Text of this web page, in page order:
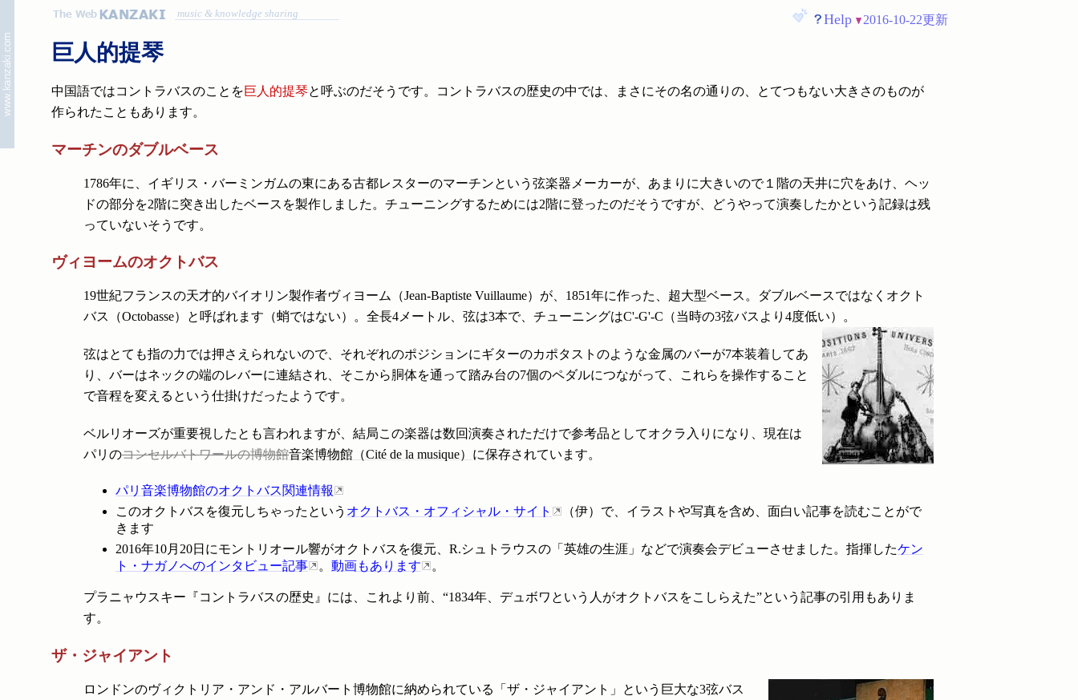
Help 2016-10-22更新
music & knowledge sharing
巨人的提琴
中国語ではコントラバスのことを巨人的提琴と呼ぶのだそうです。コントラバスの歴史の中では、まさにその名の通りの、とてつもない大きさのものが
作られたこともあります。
マーチンのダブルベース
1786年に、イギリス・バーミンガムの東にある古都レスターのマーチンという弦楽器メーカーが、あまりに大きいので１階の天井に穴をあけ、ヘッ
ドの部分を2階に突き出したベースを製作しました。チューニングするためには2階に登ったのだそうですが、どうやって演奏したかという記録は残
っていないそうです。
ヴィヨームのオクトバス
19世紀フランスの天才的バイオリン製作者ヴィヨーム（Jean-Baptiste Vuillaume）が、1851年に作った、超大型ベース。ダブルベースではなくオクト
バス（Octobasse）と呼ばれます（蛸ではない）。全長4メートル、弦は3本で、チューニングはC'-G'-C（当時の3弦バスより4度低い）。
弦はとても指の力では押さえられないので、それぞれのポジションにギターのカポタストのような金属のバーが7本装着してあ
り、バーはネックの端のレバーに連結され、そこから胴体を通って踏み台の7個のペダルにつながって、これらを操作すること
で音程を変えるという仕掛けだったようです。
ベルリオーズが重要視したとも言われますが、結局この楽器は数回演奏されただけで参考品としてオクラ入りになり、現在は
パリのコンセルバトワールの博物館音楽博物館（Cité de la musique） に保存されています。
パリ音楽博物館のオクトバス関連情報
このオクトバスを復元しちゃったという オクトバス・オフィシャル・サイト
（伊）で、イラストや写真を含め、面白い記事を読むことがで
きます
2016年10月20日にモントリオール響がオクトバスを復元、R.シュトラウスの「英雄の生涯」などで演奏会デビューさせました。指揮したケン
ト・ナガノへのインタビュー記事
。 動画もあります 。
プラニャウスキー『コントラバスの歴史』には、これより前、“1834年、デュボワという人がオクトバスをこしらえた”という記事の引用もありま
す。
ザ・ジャイアント
ロンドンのヴィクトリア・アンド・アルバート博物館に納められている「ザ・ジャイアント」という巨大な3弦バス